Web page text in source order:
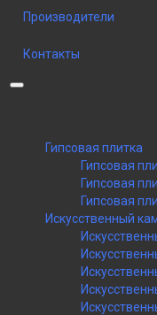
Производители
Контакты
Гипсовая плитка
Гипсовая
Гипсовая
Гипсовая
Искусственный